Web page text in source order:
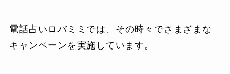
電話占いロバミミでは、その時々でさまざまな
キャンペーンを実施しています。